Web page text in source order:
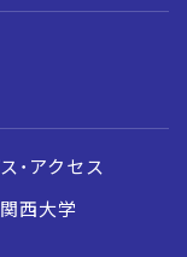
・アクセス
西大学